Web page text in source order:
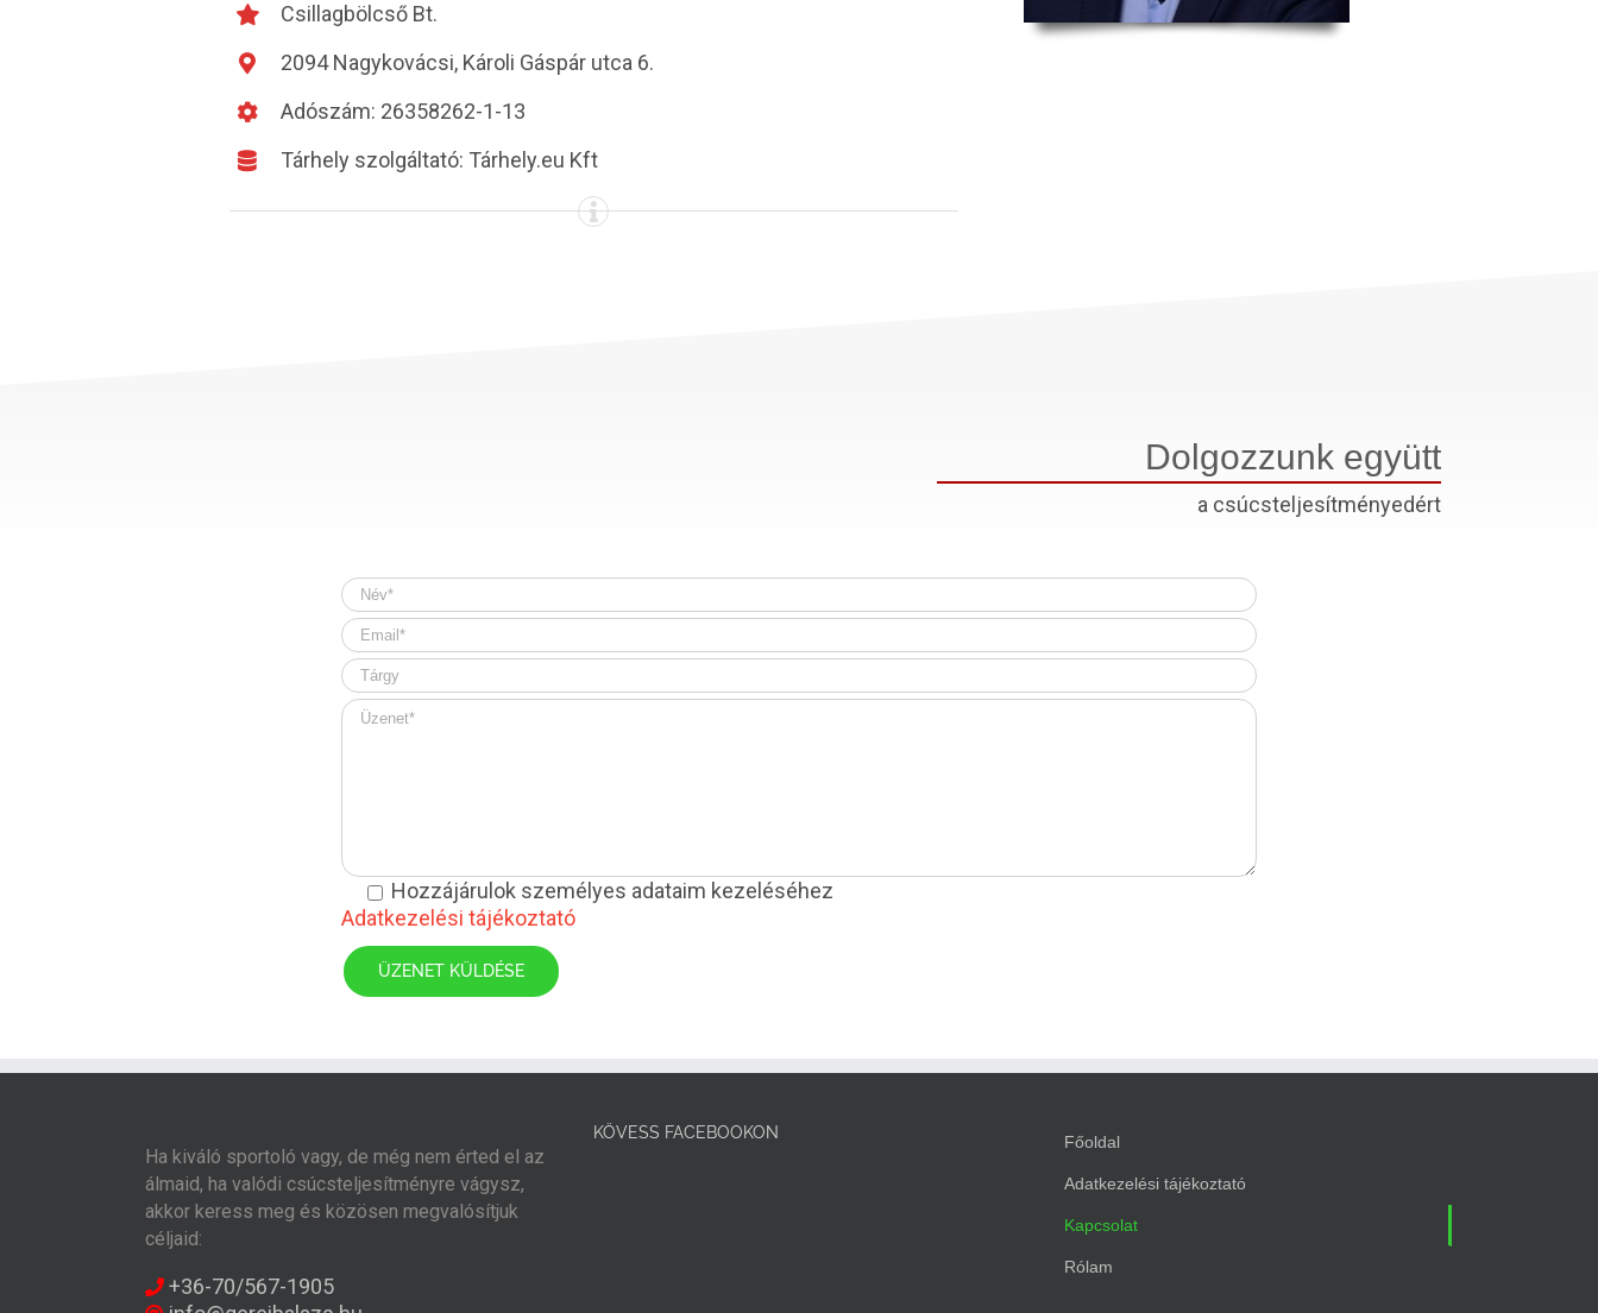
Csillagbölcső Bt.
2094 Nagykovácsi, Károli Gáspár utca 6.
Adószám: 26358262-1-13
Tárhely szolgáltató: Tárhely.eu Kft
Dolgozzunk együtt
a csúcsteljesítményedért
Hozzájárulok személyes adataim kezeléséhez
Adatkezelési tájékoztató
Ha kiváló sportoló vagy, de még nem érted el az
álmaid, ha valódi csúcsteljesítményre vágysz,
akkor keress meg és közösen megvalósítjuk
céljaid:
+36-70/567-1905
KÖVESS FACEBOOKON Főoldal
Adatkezelési tájékoztató
Kapcsolat
Rólam